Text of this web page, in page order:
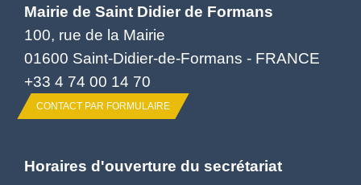
Mairie de Saint Didier de Formans
100, rue de la Mairie
01600 Saint-Didier-de-Formans - FRANCE
+33 4 74 00 14 70
CONTACT PAR FORMULAIRE
Horaires d'ouverture du secrétariat